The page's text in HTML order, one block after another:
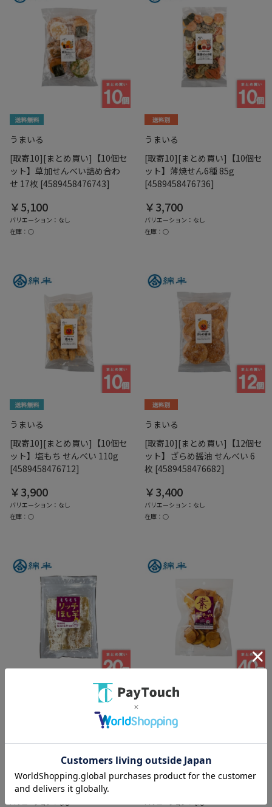
うまいる
[取寄10][まとめ買い]【10個セ
ット】草加せんべい詰め合わ
せ 17枚 [4589458476743]
￥5,100
バリエーション：なし
在庫：○
うまいる
[取寄10][まとめ買い]【10個セ
ット】薄焼せん6種 85g
[4589458476736]
￥3,700
バリエーション：なし
在庫：○
うまいる
[取寄10][まとめ買い]【10個セ
ット】塩もち せんべい 110g
[4589458476712]
￥3,900
バリエーション：なし
在庫：○
うまいる
[取寄10][まとめ買い]【12個セ
ット】ざらめ醤油 せんべい 6
枚 [4589458476682]
￥3,400
バリエーション：なし
在庫：○
[取寄10][まとめ買い]【20個セ
ット】茨城県産紅はるか もち
[4589458491937]
￥17,000
[取寄10][まとめ買い]【40個セ
ット】素の芋チップス 60g